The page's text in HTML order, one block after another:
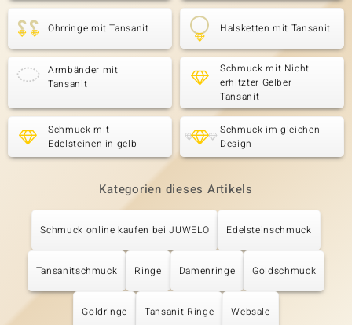
Ohrringe mit Tansanit Halsketten mit Tansanit
Armbänder mit
Tansanit
Schmuck mit Nicht
erhitzter Gelber
Tansanit
Schmuck mit
Edelsteinen in gelb
Schmuck im gleichen
Design
Kategorien dieses Artikels
Schmuck online kaufen bei JUWELO Edelsteinschmuck
Tansanitschmuck Ringe Damenringe Goldschmuck
Goldringe Tansanit Ringe Websale